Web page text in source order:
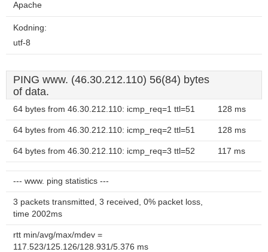
Apache
Kodning:
utf-8
PING www. (46.30.212.110) 56(84) bytes
of data.
64 bytes from 46.30.212.110: icmp_req=1 ttl=51 128 ms
64 bytes from 46.30.212.110: icmp_req=2 ttl=51 128 ms
64 bytes from 46.30.212.110: icmp_req=3 ttl=52 117 ms
--- www. ping statistics ---
3 packets transmitted, 3 received, 0% packet loss,
time 2002ms
rtt min/avg/max/mdev =
117.523/125.126/128.931/5.376 ms